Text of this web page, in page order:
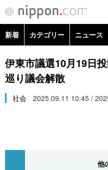
カテゴリー
経済・ビジネス
トップ
In-depth
新着 カテゴリー ニュース
政治・外交
経済・ビジネス
伊東市議選10月19日
巡り議会解散
社会 2025.09.11 10:45 /
他